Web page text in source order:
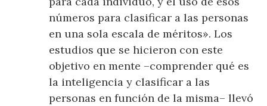
números para clasificar a las personas
en una sola escala de méritos». Los
estudios que se hicieron con este
objetivo en mente –comprender qué es
la inteligencia y clasificar a las
personas en función de la misma– llevó